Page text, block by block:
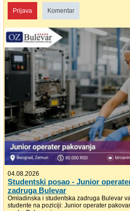
Prijava Komentar
04.08.2026
Studentski posao - Junior
zadruga Bulevar
Omladinska i studentska zadruga Bulevar
studente na poziciji: Junior operater